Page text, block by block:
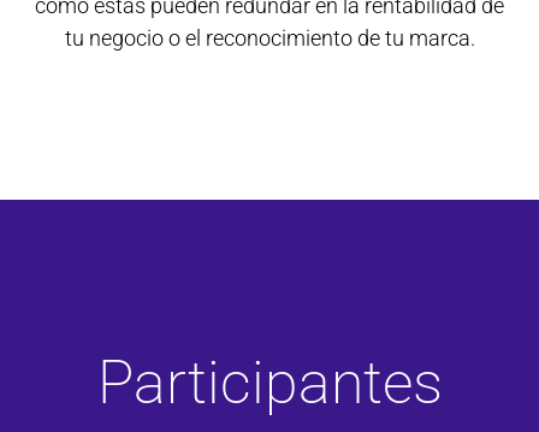
cómo estas pueden redundar en la rentabilidad de
tu negocio o el reconocimiento de tu marca.
Participantes